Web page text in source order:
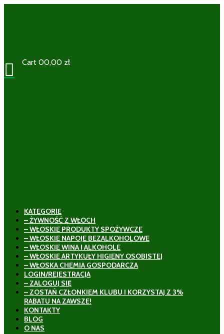
 Cart 00,00 zł
KATEGORIE
– ŻYWNOŚĆ Z WŁOCH
– WŁOSKIE PRODUKTY SPOŻYWCZE
– WŁOSKIE NAPOJE BEZALKOHOLOWE
– WŁOSKIE WINA I ALKOHOLE
– WŁOSKIE ARTYKUŁY HIGIENY OSOBISTEJ
– WŁOSKA CHEMIA GOSPODARCZA
LOGIN/REJESTRACJA
– ZALOGUJ SIĘ
– ZOSTAŃ CZŁONKIEM KLUBU I KORZYSTAJ Z 3%
RABATU NA ZAWSZE!
KONTAKTY
BLOG
O NAS